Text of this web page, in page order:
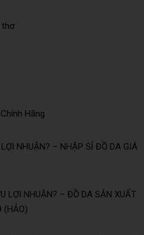
thơ
Hãng
NHUẬN? – NHẬP SỈ ĐỒ DA GIÁ
LỢI NHUẬN? – ĐỒ DA SẢN XUẤT
(HẢO)